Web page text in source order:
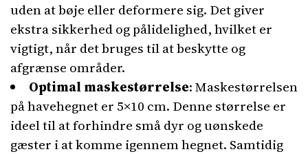
uden at bøje eller deformere sig. Det giver
ekstra sikkerhed og pålidelighed, hvilket er
vigtigt, når det bruges til at beskytte og
afgrænse områder.
Optimal maskestørrelse: Maskestørrelsen
på havehegnet er 5×10 cm. Denne størrelse er
ideel til at forhindre små dyr og uønskede
gæster i at komme igennem hegnet. Samtidig